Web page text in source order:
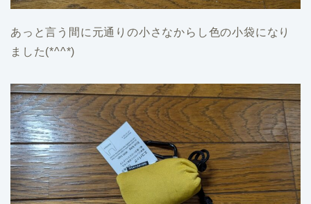
あっと言う間に元通りの小さなからし色の小袋になり
ました(*^^*)